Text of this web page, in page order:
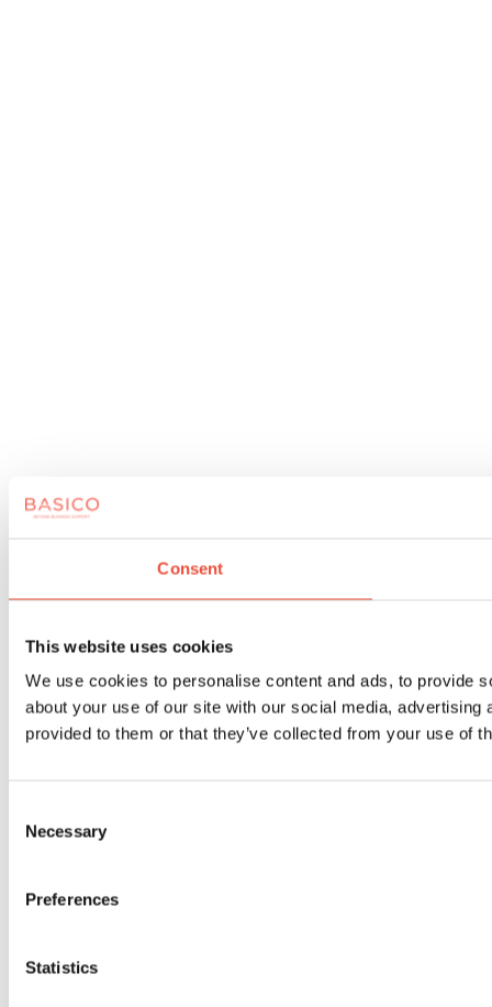
Consent
This website uses cookies
We use cookies to personalise content and ads, to provide
about your use of our site with our social media,
provided to them or that they’ve collected from your use of
Selection
Necessary
Preferences
Statistics